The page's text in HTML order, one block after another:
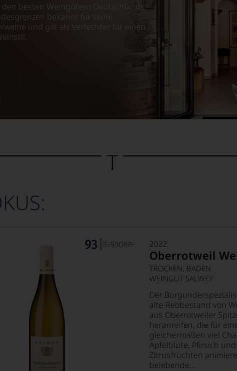
besten Weingütern Deutschlands.
bekannt für seine
und gilt als Verfechter für einen
2022
Oberrotweil
TROCKEN, BADEN
WEINGUT SALWEY
Der
alte Rebbestand von
aus Oberrotweiler
heranreifen, die für
gleichermaßen viel
Apfelblüte, Pfirsich
Zitrusfrüchten
belebende...